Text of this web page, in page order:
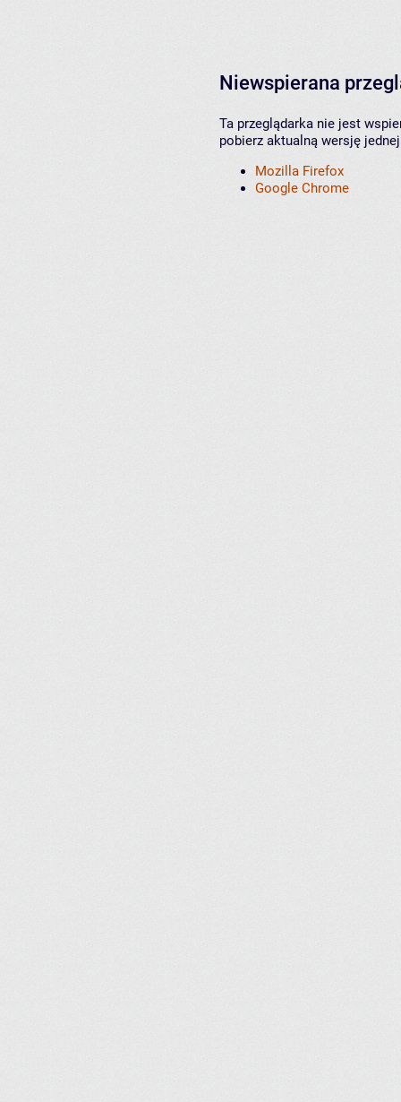
Niewspierana
Ta przeglądarka nie jest
pobierz aktualną wersję
Mozilla Firefox
Google Chrome